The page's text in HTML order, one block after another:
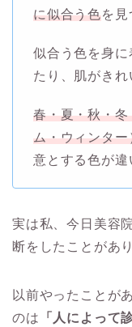
に似合う色を見
似合う色を身に
たり、肌がきれ
春・夏・秋・
ム・ウィンタ
意とする色が違
実は私、今日美容
断をしたことがあ
以前やったことが
のは 「人によって